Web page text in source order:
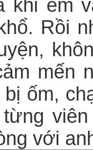
khi em
Rồi
,
mến
ốm,
với